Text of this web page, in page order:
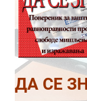
ДА СЕ